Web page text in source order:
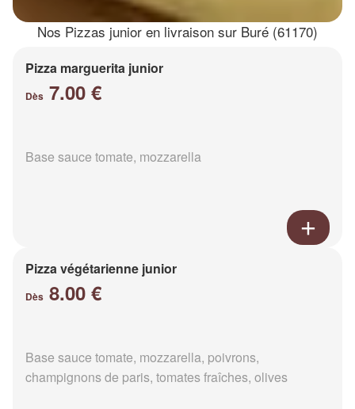
Nos Pizzas junior en livraison sur Buré (61170)
Pizza marguerita junior
Dès 7.00 €
Base sauce tomate, mozzarella
Pizza végétarienne junior
Dès 8.00 €
Base sauce tomate, mozzarella, poivrons,
champignons de paris, tomates fraîches, olives